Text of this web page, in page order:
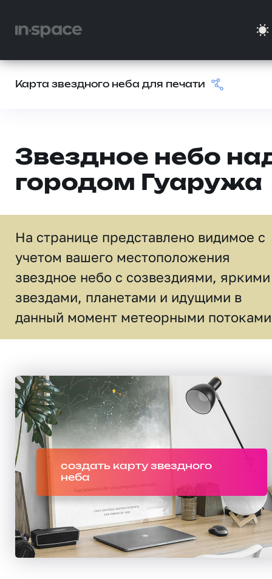
Карта звездного неба для печати
Звездное небо
городом Гуаружа
На странице представлено видимое c
учетом вашего местоположения
звездное небо c созвездиями, яркими
звездами, планетами и идущими в
данный момент метеорными
создать карту звездного
неба